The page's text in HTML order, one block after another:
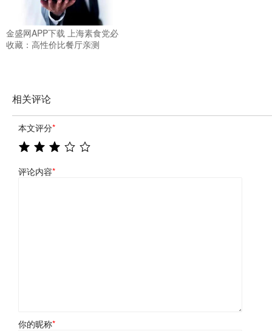
金盛网APP下载 上海素食党必
收藏：高性价比餐厅亲测
相关评论
本文评分*
评论内容*
你的昵称*